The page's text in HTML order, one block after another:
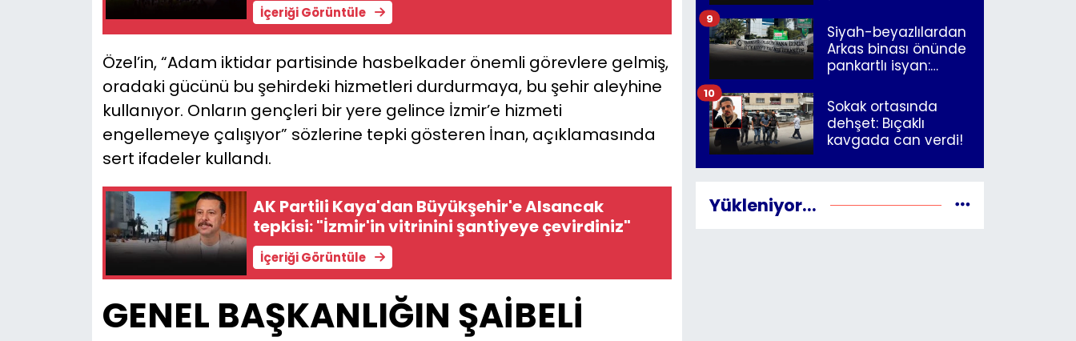
İçeriği Görüntüle
Özel’in, “Adam iktidar partisinde hasbelkader önemli görevlere gelmiş,
oradaki gücünü bu şehirdeki hizmetleri durdurmaya, bu şehir aleyhine
kullanıyor. Onların gençleri bir yere gelince İzmir’e hizmeti
engellemeye çalışıyor” sözlerine tepki gösteren İnan, açıklamasında
sert ifadeler kullandı.
AK Partili Kaya'dan Büyükşehir'e Alsancak
tepkisi: "İzmir'in vitrinini şantiyeye çevirdiniz"
İçeriği Görüntüle
GENEL BAŞKANLIĞIN ŞAİBELİ
Siyah-beyazlılardan
Arkas binası önünde
pankartlı isyan:
İzmir"
9
Sokak ortasında
dehşet: Bıçaklı
kavgada can verdi!
10
Yükleniyor...